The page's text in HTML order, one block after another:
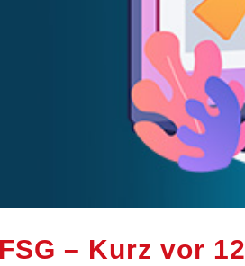
– Kurz vor 12